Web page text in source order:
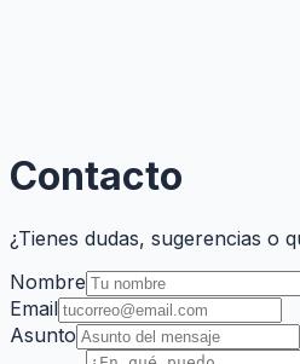
Contacto
¿Tienes dudas, sugerencias o
Nombre
Email
Asunto